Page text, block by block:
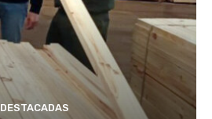
DESTACADAS